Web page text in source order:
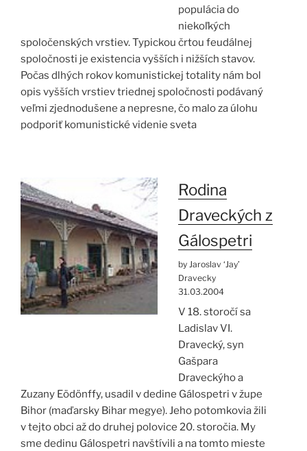
populácia do
niekoľkých
spoločenských vrstiev. Typickou črtou feudálnej
spoločnosti je existencia vyšších i nižších stavov.
Počas dlhých rokov komunistickej totality nám bol
opis vyšších vrstiev triednej spoločnosti podávaný
veľmi zjednodušene a nepresne, čo malo za úlohu
podporiť komunistické videnie sveta
Rodina
Draveckých z
Gálospetri
by Jaroslav ‘Jay’
Dravecky
31.03.2004
V 18. storočí sa
Ladislav VI.
Dravecký, syn
Gašpara
Draveckýho a
Zuzany Eödönffy, usadil v dedine Gálospetri v župe
Bihor (maďarsky Bihar megye). Jeho potomkovia žili
v tejto obci až do druhej polovice 20. storočia. My
sme dedinu Gálospetri navštívili a na tomto mieste